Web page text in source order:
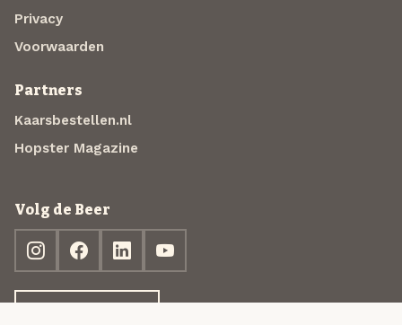
Privacy
Voorwaarden
Partners
Kaarsbestellen.nl
Hopster Magazine
Volg de Beer